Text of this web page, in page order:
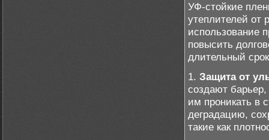
УФ-стойкие
утеплителей от
использование
повысить
длительный
1. Защита от
создают
им проникать в
деградацию,
такие как